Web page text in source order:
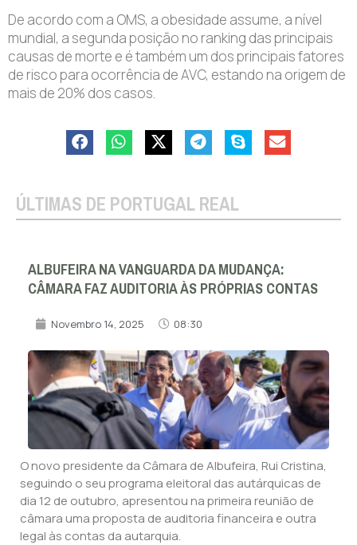
De acordo com a OMS, a obesidade assume, a nível
mundial, a segunda posição no ranking das principais
causas de morte e é também um dos principais fatores
de risco para ocorrência de AVC, estando na origem de
mais de 20% dos casos.
ÚLTIMAS DE PORTUGAL REAL
ALBUFEIRA NA VANGUARDA DA MUDANÇA:
CÂMARA FAZ AUDITORIA ÀS PRÓPRIAS CONTAS
Novembro 14, 2025 08:30
O novo presidente da Câmara de Albufeira, Rui Cristina,
seguindo o seu programa eleitoral das autárquicas de
dia 12 de outubro, apresentou na primeira reunião de
câmara uma proposta de auditoria financeira e outra
legal às contas da autarquia.